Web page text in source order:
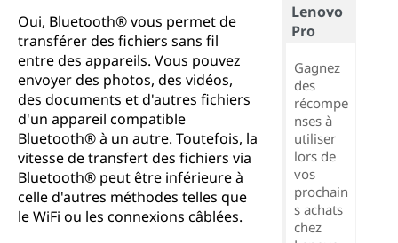
Oui, Bluetooth® vous permet de
transférer des fichiers sans fil
entre des appareils. Vous pouvez
envoyer des photos, des vidéos,
des documents et d'autres fichiers
d'un appareil compatible
Bluetooth® à un autre. Toutefois, la
vitesse de transfert des fichiers via
Bluetooth® peut être inférieure à
celle d'autres méthodes telles que
le WiFi ou les connexions câblées.
Lenovo
Pro
Gagnez
des
récompe
nses à
utiliser
lors de
vos
prochain
s achats
chez